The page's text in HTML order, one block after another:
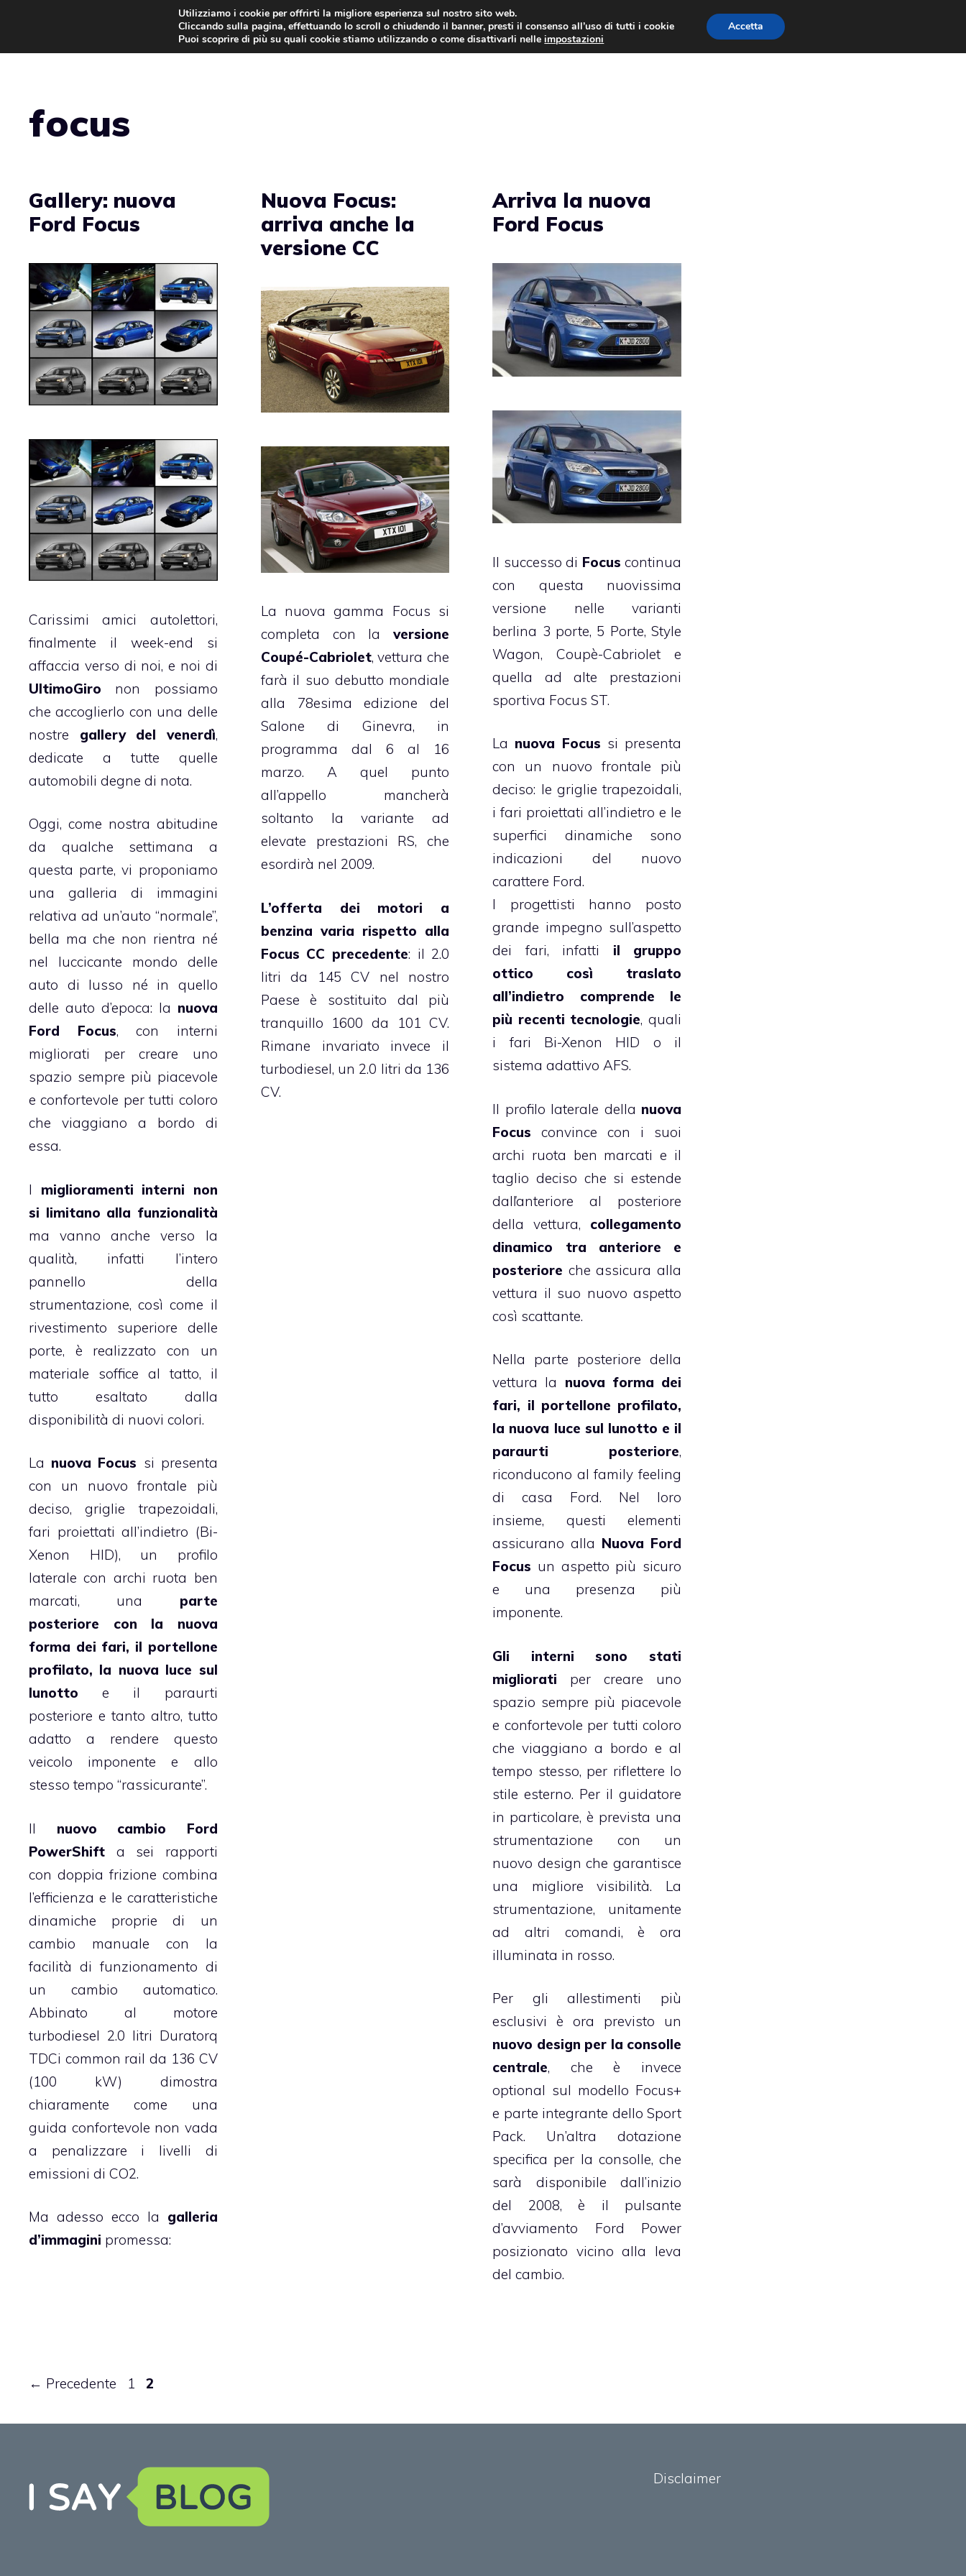
contenuto
AUTO NEWS EVENTI E FIERE
focus
Gallery: nuova
Ford Focus
Carissimi amici autolettori,
finalmente il week-end si
affaccia verso di noi, e noi di
UltimoGiro non possiamo
che accoglierlo con una delle
nostre gallery del venerdì,
dedicate a tutte quelle
automobili degne di nota.
Oggi, come nostra abitudine
da qualche settimana a
questa parte, vi proponiamo
una galleria di immagini
relativa ad un’auto “normale”,
bella ma che non rientra né
nel luccicante mondo delle
auto di lusso né in quello
delle auto d’epoca: la nuova
Ford Focus, con interni
migliorati per creare uno
spazio sempre più piacevole
e confortevole per tutti coloro
che viaggiano a bordo di
essa.
I miglioramenti interni non
si limitano alla funzionalità
ma vanno anche verso la
qualità, infatti l’intero
pannello della
strumentazione, così come il
rivestimento superiore delle
porte, è realizzato con un
materiale soffice al tatto, il
tutto esaltato dalla
disponibilità di nuovi colori.
La nuova Focus si presenta
con un nuovo frontale più
deciso, griglie trapezoidali,
fari proiettati all’indietro (Bi-
Xenon HID), un profilo
laterale con archi ruota ben
marcati, una parte
posteriore con la nuova
forma dei fari, il portellone
profilato, la nuova luce sul
lunotto e il paraurti
posteriore e tanto altro, tutto
adatto a rendere questo
veicolo imponente e allo
stesso tempo “rassicurante”.
Il nuovo cambio Ford
PowerShift a sei rapporti
con doppia frizione combina
l’efficienza e le caratteristiche
dinamiche proprie di un
cambio manuale con la
facilità di funzionamento di
un cambio automatico.
Abbinato al motore
turbodiesel 2.0 litri Duratorq
TDCi common rail da 136 CV
(100 kW) dimostra
chiaramente come una
guida confortevole non vada
a penalizzare i livelli di
emissioni di CO2.
Ma adesso ecco la galleria
d’immagini promessa:
Nuova Focus:
arriva anche la
versione CC
La nuova gamma Focus si
completa con laversione
Coupé-Cabriolet, vettura che
farà il suo debutto mondiale
alla 78esima edizione del
Salone di Ginevra, in
programma dal 6 al 16
marzo. A quel punto
all’appello mancherà
soltanto la variante ad
elevate prestazioni RS, che
esordirà nel 2009.
L’offerta dei motori a
benzina varia rispetto alla
Focus CC precedente: il 2.0
litri da 145 CV nel nostro
Paese è sostituito dal più
tranquillo 1600 da 101 CV.
Rimane invariato invece il
turbodiesel, un 2.0 litri da 136
CV.
Arriva la nuova
Ford Focus
Il successo di Focus continua
con questa nuovissima
versione nelle varianti
berlina 3 porte, 5 Porte, Style
Wagon, Coupè-Cabriolet e
quella ad alte prestazioni
sportiva Focus ST.
La nuova Focus si presenta
con un nuovo frontale più
deciso: le griglie trapezoidali,
i fari proiettati all’indietro e le
superfici dinamiche sono
indicazioni del nuovo
carattere Ford.
I progettisti hanno posto
grande impegno sull’aspetto
dei fari, infatti il gruppo
ottico così traslato
all’indietro comprende le
più recenti tecnologie, quali
i fari Bi-Xenon HID o il
sistema adattivo AFS.
Il profilo laterale della nuova
Focus convince con i suoi
archi ruota ben marcati e il
taglio deciso che si estende
dalľanteriore al posteriore
della vettura, collegamento
dinamico tra anteriore e
posteriore che assicura alla
vettura il suo nuovo aspetto
così scattante.
Nella parte posteriore della
vettura la nuova forma dei
fari, il portellone profilato,
la nuova luce sul lunotto e il
paraurti posteriore,
riconducono al family feeling
di casa Ford. Nel loro
insieme, questi elementi
assicurano alla Nuova Ford
Focus un aspetto più sicuro
e una presenza più
imponente.
Gli interni sono stati
migliorati per creare uno
spazio sempre più piacevole
e confortevole per tutti coloro
che viaggiano a bordo e al
tempo stesso, per riflettere lo
stile esterno. Per il guidatore
in particolare, è prevista una
strumentazione con un
nuovo design che garantisce
una migliore visibilità. La
strumentazione, unitamente
ad altri comandi, è ora
illuminata in rosso.
Per gli allestimenti più
esclusivi è ora previsto un
nuovo design per la consolle
centrale, che è invece
optional sul modello Focus+
e parte integrante dello Sport
Pack. Un’altra dotazione
specifica per la consolle, che
sarà disponibile dall’inizio
del 2008, è il pulsante
d’avviamento Ford Power
posizionato vicino alla leva
del cambio.
← Precedente Pagina
1 Pagina
2
Disclaimer
Utilizziamo i cookie per offrirti la migliore esperienza sul nostro sito web.
Cliccando sulla pagina, effettuando lo scroll o chiudendo il banner, presti il consenso all’uso di tutti i cookie
Puoi scoprire di più su quali cookie stiamo utilizzando o come disattivarli nelleimpostazioni
Accetta